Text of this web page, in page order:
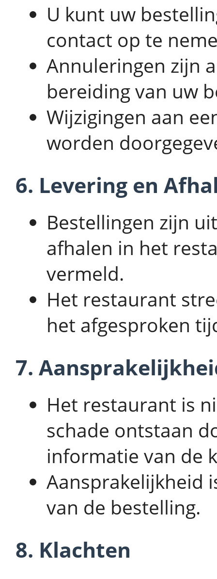
U kunt uw
contact op te
Annuleringen zijn
bereiding van uw
Wijzigingen aan
worden
6. Levering en
Bestellingen zijn
afhalen in het
vermeld.
Het restaurant
het afgesproken
7.
Het restaurant is
schade ontstaan
informatie van de
Aansprakelijkheid
van de bestelling.
8. Klachten